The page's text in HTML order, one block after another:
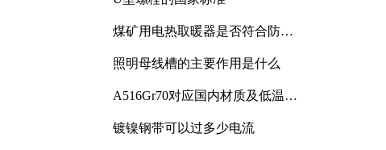
煤矿用电热取暖器是否符合防爆
照明母线槽的主要作用是什么
A516Gr70对应国内材质及低温冲
镀镍钢带可以过多少电流